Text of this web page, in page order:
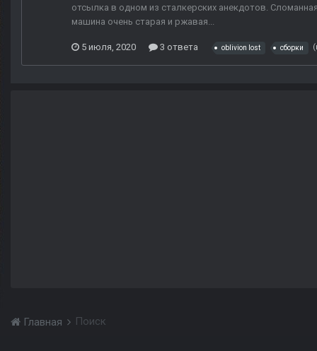
отсылка в одном из сталкерских анекдотов.
машина очень старая и ржавая...
5 июля, 2020 3 ответа oblivion lost сборки
Главная Поиск